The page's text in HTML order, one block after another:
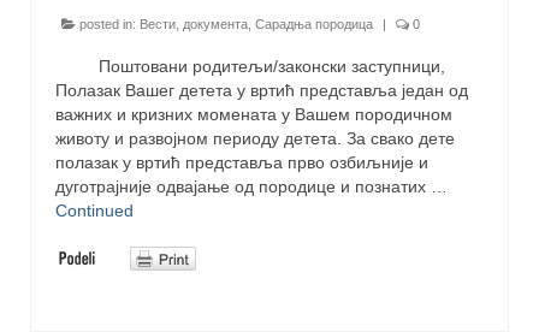
posted in: Вести документа Сарадња породица | 0
Поштовани родитељи/законски заступници,
Полазак Вашег детета у вртић представља један од
важних и кризних момената у Вашем породичном
животу и развојном периоду детета. За свако дете
полазак у вртић представља прво озбиљније и
дуготрајније одвајање од породице и познатих …
Continued